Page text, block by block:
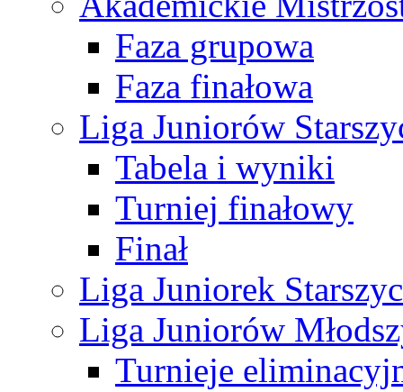
Faza grupowa
Faza finałowa
Liga Juniorów
Tabela i wyniki
Turniej finałowy
Finał
Liga Juniorek
Liga Juniorów
Turnieje